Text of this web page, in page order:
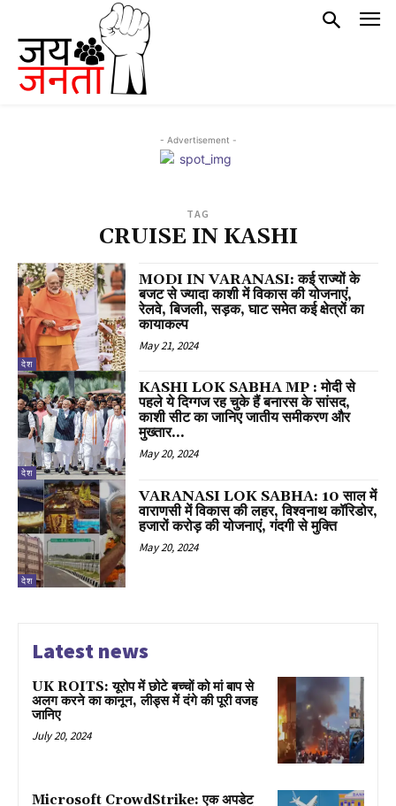
- Advertisement -
TAG
CRUISE IN KASHI
देश
MODI IN VARANASI: कई राज्यों के
बजट से ज्यादा काशी में विकास की योजनाएं,
रेलवे, बिजली, सड़क, घाट समेत कई क्षेत्रों का
कायाकल्प
May 21, 2024
देश
KASHI LOK SABHA MP : मोदी से
पहले ये दिग्गज रह चुके हैं बनारस के सांसद,
काशी सीट का जानिए जातीय समीकरण और
मुख्तार...
May 20, 2024
देश
VARANASI LOK SABHA: 10 साल में
वाराणसी में विकास की लहर, विश्वनाथ कॉरिडोर,
हजारों करोड़ की योजनाएं, गंदगी से मुक्ति
May 20, 2024
Latest news
UK ROITS: यूरोप में छोटे बच्चों को मां बाप से
अलग करने का कानून, लीड्स में दंगे की पूरी वजह
जानिए
July 20, 2024
Microsoft CrowdStrike: एक अपडेट